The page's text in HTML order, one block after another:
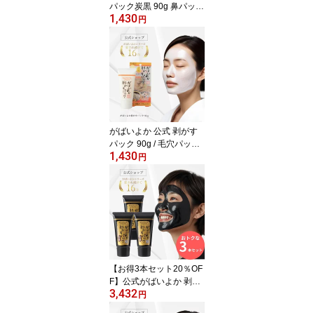
パック炭黒 90g 鼻パック
毛穴パック フェイスパッ
ク 毛穴ケア ピーリング
毛穴 黒ずみ 角質 角栓 く
すみ 馬油 顔パック 塗っ
て はがす タイプ 産毛取
り うぶ毛 炭 クレイマン
ナン ピールオフパック
炭黒 1本
1,430 円
がばいよか 公式 剥がす
パック 90g / 毛穴パック
鼻パック フェイスパック
毛穴ケア ピーリング 毛
穴 角質 角栓 くすみ 馬油
顔 パック 塗って はがす
タイプ 毛穴 産毛取り う
ぶ毛 角栓 馬油 保湿 クレ
イマンナン 角栓取り は
がすパック 剥がすパック
ノーマル1本
1,430 円
【お得3本セット20％OF
F】公式がばいよか 剥が
すパック炭黒 90g×3本セ
ット/ 毛穴パック 鼻パッ
3,432 円